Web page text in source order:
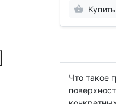
Купить
Что такое